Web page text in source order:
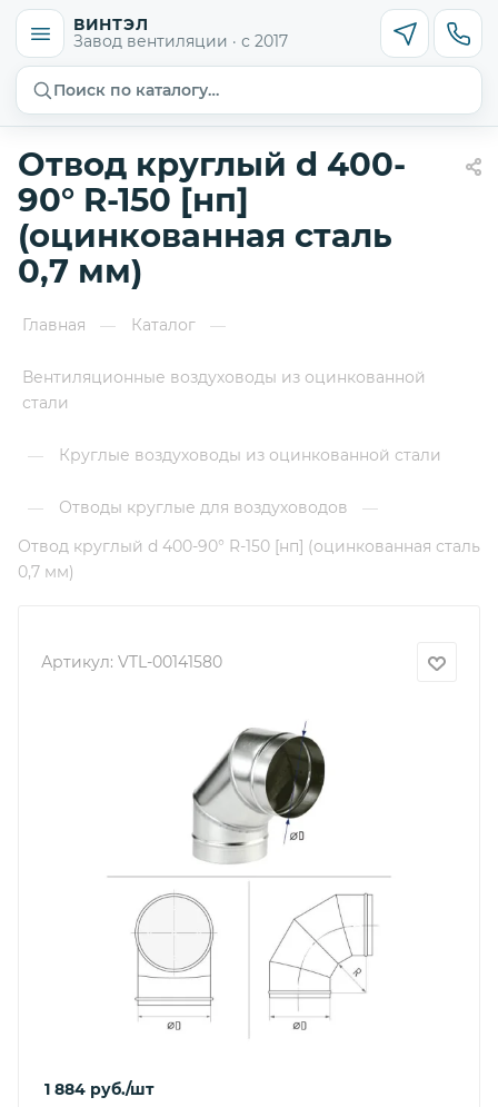
ВИНТЭЛ
Завод вентиляции · с 2017
Поиск по каталогу…
Отвод круглый d 400-
90° R-150 [нп]
(оцинкованная сталь
0,7 мм)
Главная — Каталог —
Вентиляционные воздуховоды из оцинкованной
стали
— Круглые воздуховоды из оцинкованной стали
— Отводы круглые для воздуховодов
—
Отвод круглый d 400-90° R-150 [нп] (оцинкованная сталь
0,7 мм)
Артикул: VTL-00141580
1 884 руб./шт